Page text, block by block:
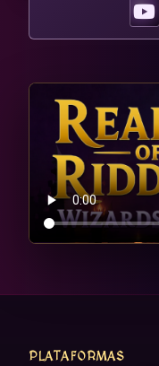
PLATAFORMAS